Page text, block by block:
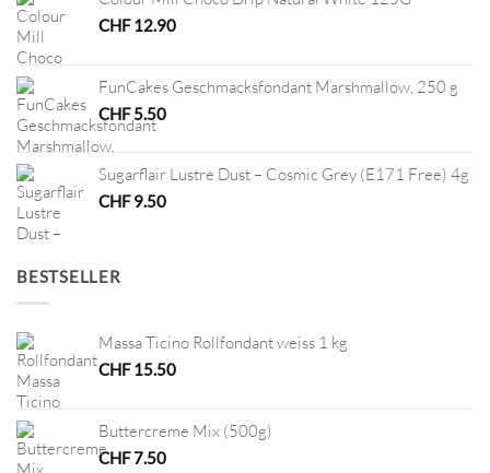
CHF12.90
FunCakes Geschmacksfondant Marshmallow, 250 g
CHF5.50
Sugarflair Lustre Dust – Cosmic Grey (E171 Free) 4g
CHF9.50
BESTSELLER
Massa Ticino Rollfondant weiss 1 kg
CHF15.50
Buttercreme Mix (500g)
CHF7.50